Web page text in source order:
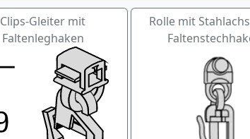
Clips-Gleiter mit
Faltenleghaken
Rolle mit